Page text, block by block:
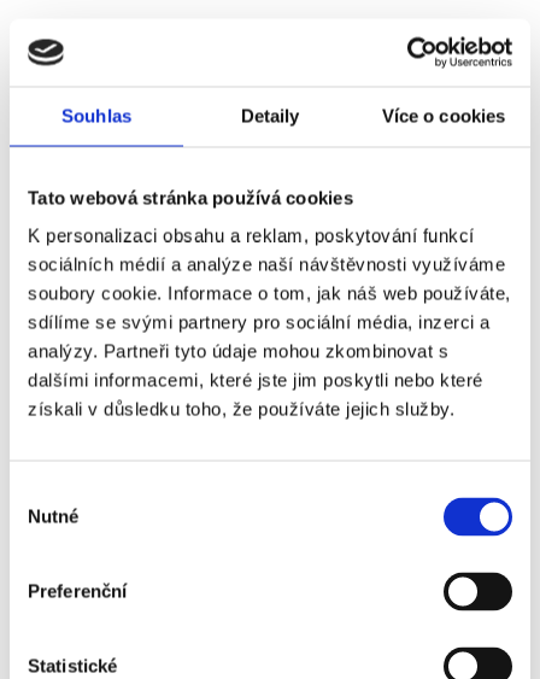
Souhlas Detaily Více o cookies
Tato webová stránka používá cookies
K personalizaci obsahu a reklam, poskytování funkcí
sociálních médií a analýze naší návštěvnosti využíváme
soubory cookie. Informace o tom, jak náš web používáte,
sdílíme se svými partnery pro sociální média, inzerci a
analýzy. Partneři tyto údaje mohou zkombinovat s
dalšími informacemi, které jste jim poskytli nebo které
získali v důsledku toho, že používáte jejich služby.
souhlasu
Nutné
Preferenční
Statistické
Recent Popular Comments
(Ne)komunikace se
zaměstnavatelem
18. 9. 2025